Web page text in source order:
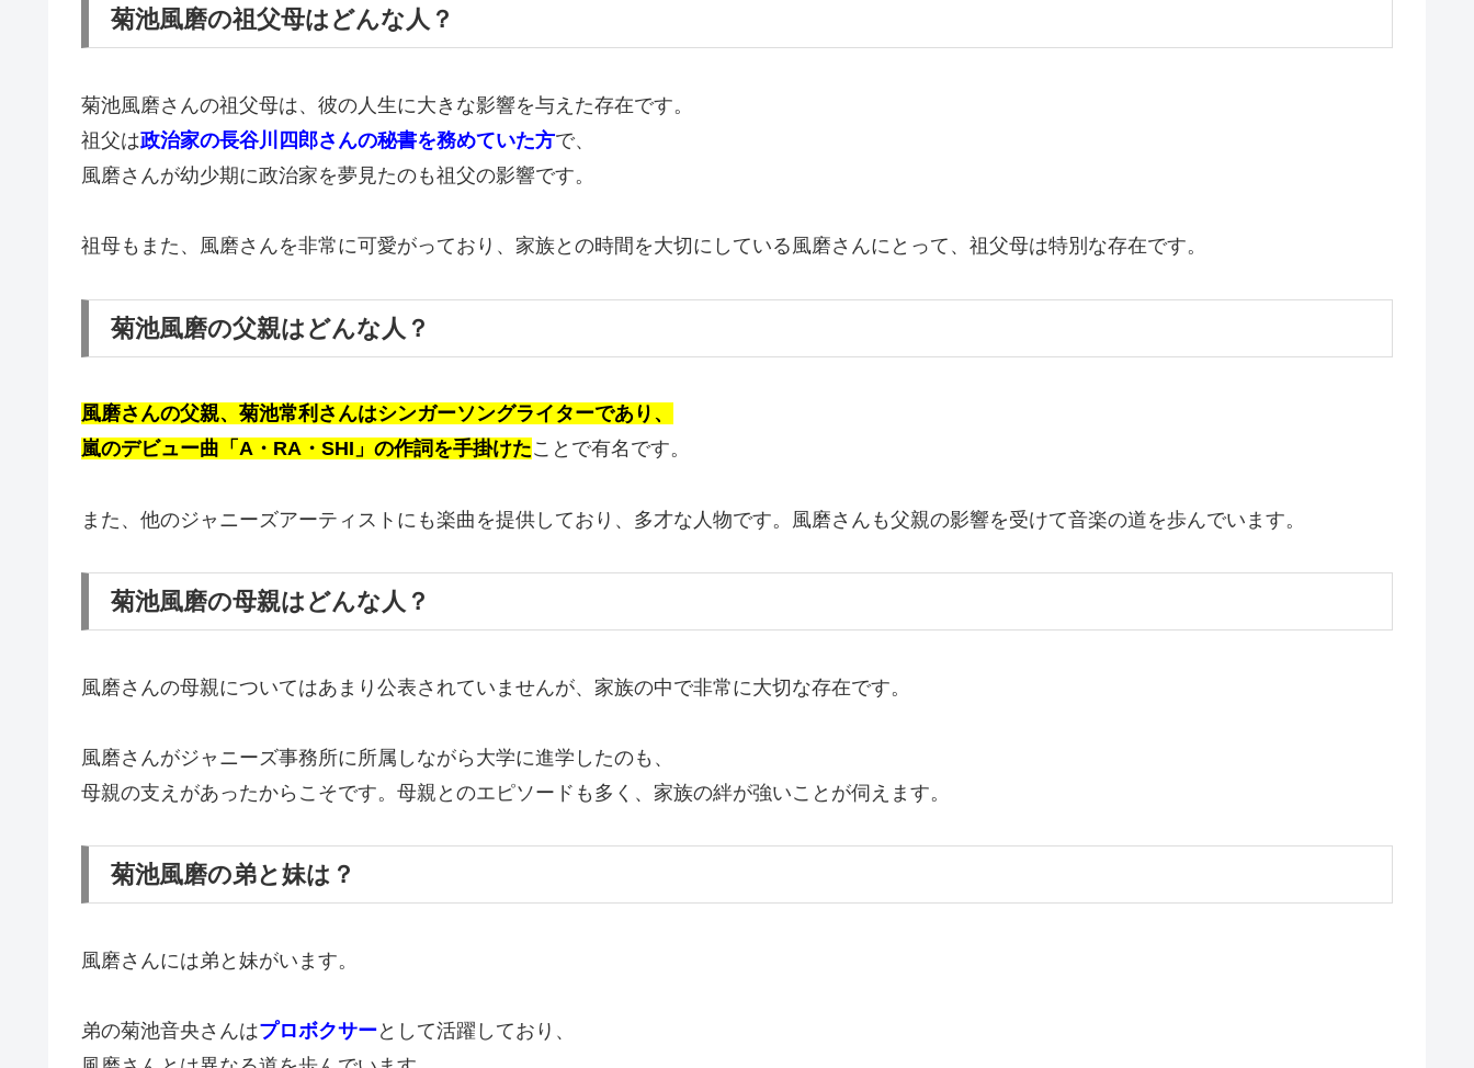
菊池風磨の祖父母はどんな人？
菊池風磨さんの祖父母は、彼の人生に大きな影響を与えた存在です。
祖父は政治家の長谷川四郎さんの秘書を務めていた方で、
風磨さんが幼少期に政治家を夢見たのも祖父の影響です。
祖母もまた、風磨さんを非常に可愛がっており、家族との時間を大切にしている風磨さんにとって、祖父母は特別な存在です。
菊池風磨の父親はどんな人？
風磨さんの父親、菊池常利さんはシンガーソングライターであり、
嵐のデビュー曲「A・RA・SHI」の作詞を手掛けたことで有名です。
また、他のジャニーズアーティストにも楽曲を提供しており、多才な人物です。風磨さんも父親の影響を受けて音楽の道を歩んでいます。
菊池風磨の母親はどんな人？
風磨さんの母親についてはあまり公表されていませんが、家族の中で非常に大切な存在です。
風磨さんがジャニーズ事務所に所属しながら大学に進学したのも、
母親の支えがあったからこそです。母親とのエピソードも多く、家族の絆が強いことが伺えます。
菊池風磨の弟と妹は？
風磨さんには弟と妹がいます。
弟の菊池音央さんはプロボクサーとして活躍しており、